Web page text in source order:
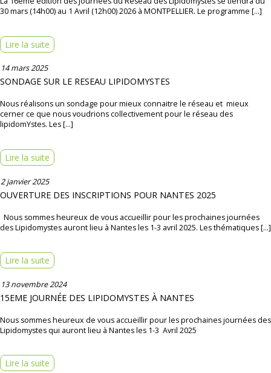
30 mars (14h00) au 1 Avril (12h00) 2026 à MONTPELLIER. Le programme […]
Lire la suite
14 mars 2025
SONDAGE SUR LE RESEAU LIPIDOMYSTES
Nous réalisons un sondage pour mieux connaitre le réseau et mieux
cerner ce que nous voudrions collectivement pour le réseau des
lipidomYstes. Les […]
Lire la suite
2 janvier 2025
OUVERTURE DES INSCRIPTIONS POUR NANTES 2025
Nous sommes heureux de vous accueillir pour les prochaines journées
des Lipidomystes auront lieu à Nantes les 1-3 avril 2025. Les thématiques […]
Lire la suite
13 novembre 2024
15EME JOURNÉE DES LIPIDOMYSTES À NANTES
Nous sommes heureux de vous accueillir pour les prochaines journées des
Lipidomystes qui auront lieu à Nantes les 1-3 Avril 2025
Lire la suite